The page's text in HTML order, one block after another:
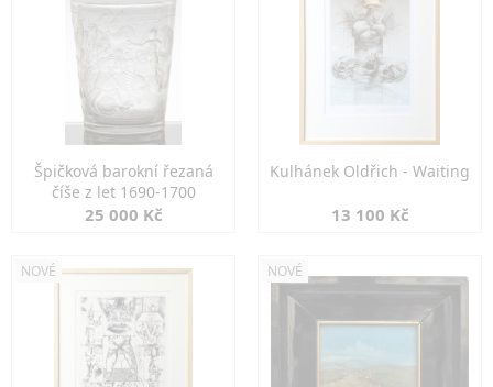
Špičková barokní řezaná
číše z let 1690-1700
25 000 Kč
Kulhánek Oldřich - Waiting
13 100 Kč
NOVÉ NOVÉ